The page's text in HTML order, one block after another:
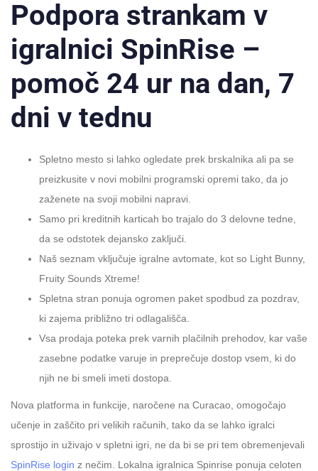
Podpora strankam v
igralnici SpinRise –
pomoč 24 ur na dan, 7
dni v tednu
Spletno mesto si lahko ogledate prek brskalnika ali pa se
preizkusite v novi mobilni programski opremi tako, da jo
zaženete na svoji mobilni napravi.
Samo pri kreditnih karticah bo trajalo do 3 delovne tedne,
da se odstotek dejansko zaključi.
Naš seznam vključuje igralne avtomate, kot so Light Bunny,
Fruity Sounds Xtreme!
Spletna stran ponuja ogromen paket spodbud za pozdrav,
ki zajema približno tri odlagališča.
Vsa prodaja poteka prek varnih plačilnih prehodov, kar vaše
zasebne podatke varuje in preprečuje dostop vsem, ki do
njih ne bi smeli imeti dostopa.
Nova platforma in funkcije, naročene na Curacao, omogočajo
učenje in zaščito pri velikih računih, tako da se lahko igralci
sprostijo in uživajo v spletni igri, ne da bi se pri tem obremenjevali
SpinRise login z nečim. Lokalna igralnica Spinrise ponuja celoten